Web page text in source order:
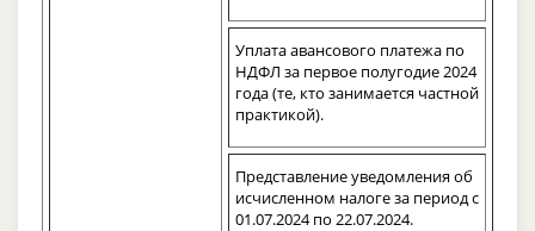
Уплата авансового платежа по
НДФЛ за первое полугодие 2024
года (те, кто занимается частной
практикой).
Представление уведомления об
исчисленном налоге за период с
01.07.2024 по 22.07.2024.